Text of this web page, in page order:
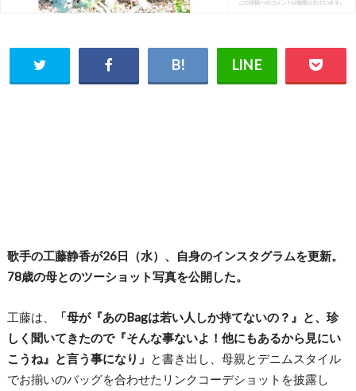
歌手の工藤静香が26日（水）、自身のインスタグラムを更新。
78歳の母とのツーショット写真を公開した。
工藤は、
「母が『あのBagは若い人しか持てないの？』と、珍
しく聞いてきたので『そんな事ないよ！他にもあるから見にい
こうね』と言う事になり」
と書き出し、母親とデニムスタイル
でお揃いのバッグを合わせたリンクコーデショットを披露し